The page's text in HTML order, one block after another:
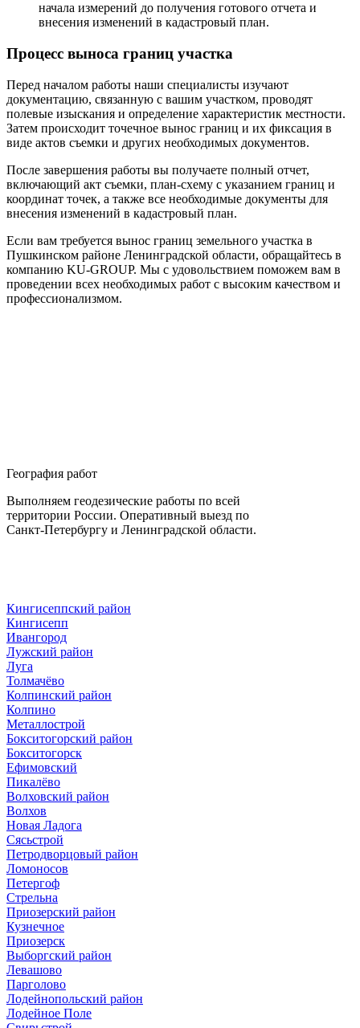
начала измерений до получения готового отчета и
внесения изменений в кадастровый план.
Процесс выноса границ участка
Перед началом работы наши специалисты изучают
документацию, связанную с вашим участком, проводят
полевые изыскания и определение характеристик местности.
Затем происходит точечное вынос границ и их фиксация в
виде актов съемки и других необходимых документов.
После завершения работы вы получаете полный отчет,
включающий акт съемки, план-схему с указанием границ и
координат точек, а также все необходимые документы для
внесения изменений в кадастровый план.
Если вам требуется вынос границ земельного участка в
Пушкинском районе Ленинградской области, обращайтесь в
компанию KU-GROUP. Мы с удовольствием поможем вам в
проведении всех необходимых работ с высоким качеством и
профессионализмом.
География работ
Выполняем геодезические работы по всей
территории России. Оперативный выезд по
Санкт-Петербургу и Ленинградской области.
Кингисеппский район
Кингисепп
Ивангород
Лужский район
Луга
Толмачёво
Колпинский район
Колпино
Металлострой
Бокситогорский район
Бокситогорск
Ефимовский
Пикалёво
Волховский район
Волхов
Новая Ладога
Сясьстрой
Петродворцовый район
Ломоносов
Петергоф
Стрельна
Приозерский район
Кузнечное
Приозерск
Выборгский район
Левашово
Парголово
Лодейнопольский район
Лодейное Поле